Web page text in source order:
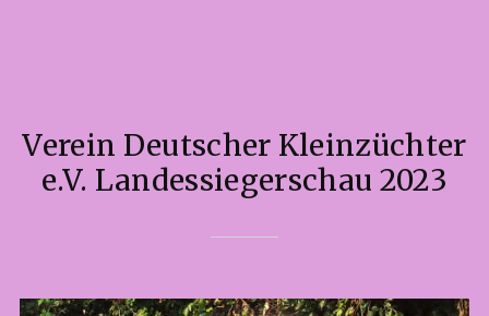
Verein Deutscher Kleinzüchter
e.V. Landessiegerschau 2023